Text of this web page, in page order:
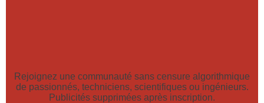
Rejoignez une communauté sans censure algorithmique
de passionnés, techniciens, scientifiques ou ingénieurs.
Publicités supprimées après inscription.